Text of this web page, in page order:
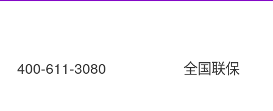
400-611-3080 全国联保